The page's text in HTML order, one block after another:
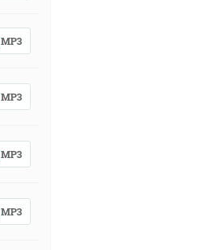
MP3
MP3
MP3
MP3